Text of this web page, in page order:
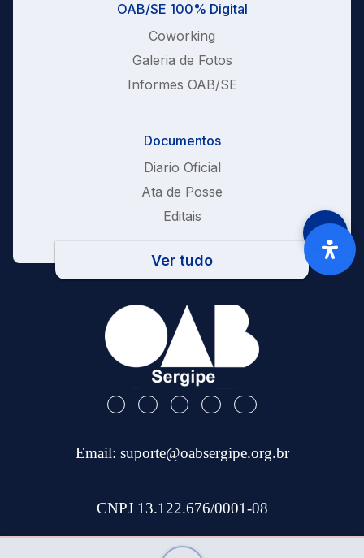
OAB/SE 100% Digital
Coworking
Galeria de Fotos
Informes OAB/SE
Documentos
Diario Oficial
Ata de Posse
Editais
Ver tudo
Email: suporte@oabsergipe.org.br
CNPJ 13.122.676/0001-08